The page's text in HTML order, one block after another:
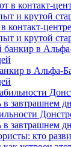
контакт-
и крутой
в Альфа-
в завтрашнем